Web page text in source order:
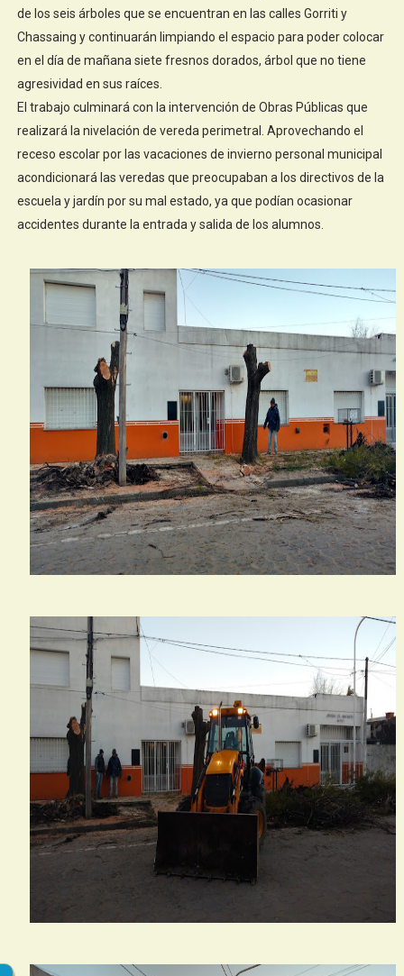
de los seis árboles que se encuentran en las calles Gorriti y
Chassaing y continuarán limpiando el espacio para poder colocar
en el día de mañana siete fresnos dorados, árbol que no tiene
agresividad en sus raíces.
El trabajo culminará con la intervención de Obras Públicas que
realizará la nivelación de vereda perimetral. Aprovechando el
receso escolar por las vacaciones de invierno personal municipal
acondicionará las veredas que preocupaban a los directivos de la
escuela y jardín por su mal estado, ya que podían ocasionar
accidentes durante la entrada y salida de los alumnos.